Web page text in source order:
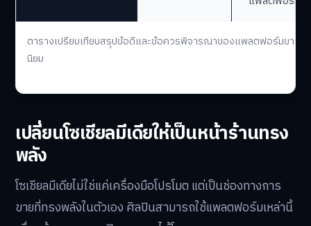
โซเชียลมีเดีย
Commission,
ส่วนตัว
100%,
ไม่มีค่าคอม